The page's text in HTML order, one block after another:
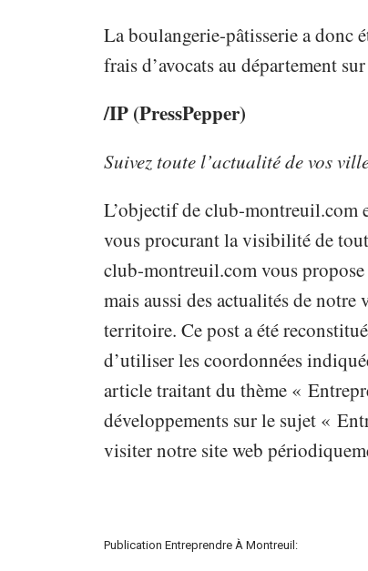
La boulangerie-pâtisserie a donc
frais d’avocats au département
/IP (PressPepper)
Suivez toute l’actualité de vos
L’objectif de club-montreuil.com
vous procurant la visibilité de
club-montreuil.com vous
mais aussi des actualités de
territoire. Ce post a été
d’utiliser les coordonnées
article traitant du thème «
développements sur le sujet «
visiter notre site web
Publication Entreprendre À Montreuil: